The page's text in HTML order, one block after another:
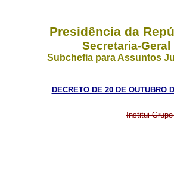
Presidência da
Secretaria-Geral
Subchefia para Assuntos
DECRETO DE 20 DE OUTUBRO
Institui